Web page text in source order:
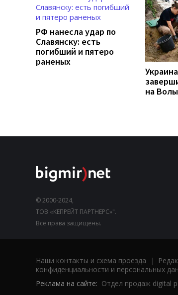
РФ нанесла удар по
Славянску: есть
погибший и пятеро
раненых
на
© 2000-2024,
ТОВ «КЕПРЕЙТ ПАРТНЕРС»".
Все права защищены.
Наши контакты и схема проезда |
конфиденциальности и персональных
Реклама на сайте: Отдел продаж digital